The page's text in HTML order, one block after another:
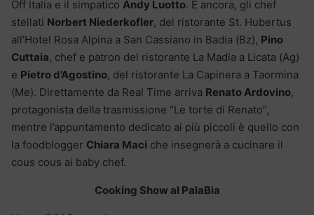
Off Italia e il simpatico Andy Luotto. E ancora, gli chef
stellati Norbert Niederkofler, del ristorante St. Hubertus
all’Hotel Rosa Alpina a San Cassiano in Badia (Bz), Pino
Cuttaia, chef e patron del ristorante La Madia a Licata (Ag)
e Pietro d’Agostino, del ristorante La Capinera a Taormina
(Me). Direttamente da Real Time arriva Renato Ardovino,
protagonista della trasmissione “Le torte di Renato”,
mentre l’appuntamento dedicato ai più piccoli è quello con
la foodblogger Chiara Maci che insegnerà a cucinare il
cous cous ai baby chef.
Cooking Show al PalaBia